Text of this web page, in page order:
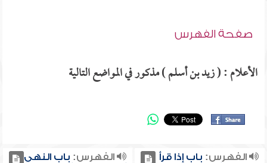
صفحة الفهرس
الأعلام : ( زيد بن أسلم ) مذكور في المواضع التالية
الفهرس: باب إذا قرأ
الفهرس: باب النهي